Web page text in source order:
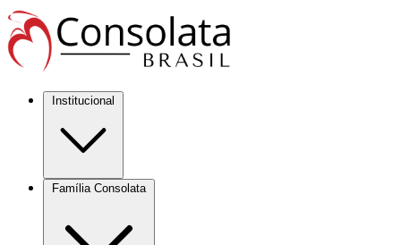
Institucional
Família Consolata